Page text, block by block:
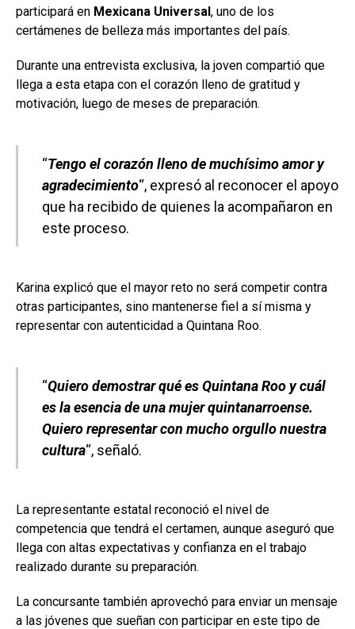
participará en Mexicana Universal, uno de los
certámenes de belleza más importantes del país.
Durante una entrevista exclusiva, la joven compartió que
llega a esta etapa con el corazón lleno de gratitud y
motivación, luego de meses de preparación.
“Tengo el corazón lleno de muchísimo amor y
agradecimiento“, expresó al reconocer el apoyo
que ha recibido de quienes la acompañaron en
este proceso.
Karina explicó que el mayor reto no será competir contra
otras participantes, sino mantenerse fiel a sí misma y
representar con autenticidad a Quintana Roo.
“Quiero demostrar qué es Quintana Roo y cuál
es la esencia de una mujer quintanarroense.
Quiero representar con mucho orgullo nuestra
cultura“, señaló.
La representante estatal reconoció el nivel de
competencia que tendrá el certamen, aunque aseguró que
llega con altas expectativas y confianza en el trabajo
realizado durante su preparación.
La concursante también aprovechó para enviar un mensaje
a las jóvenes que sueñan con participar en este tipo de